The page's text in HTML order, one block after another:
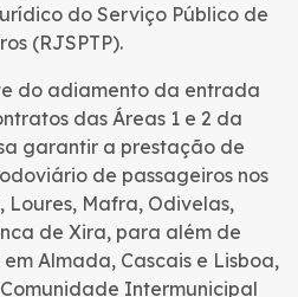
do Serviço Público de
(RJSPTP).
do adiamento da entrada
das Áreas 1 e 2 da
garantir a prestação de
de passageiros nos
Loures, Mafra, Odivelas,
de Xira, para além de
Almada, Cascais e Lisboa,
Intermunicipal